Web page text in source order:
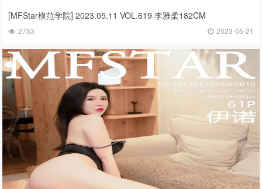
[MFStar模范学院] 2023.05.11 VOL.619 李雅柔182CM
2753 2023-05-21